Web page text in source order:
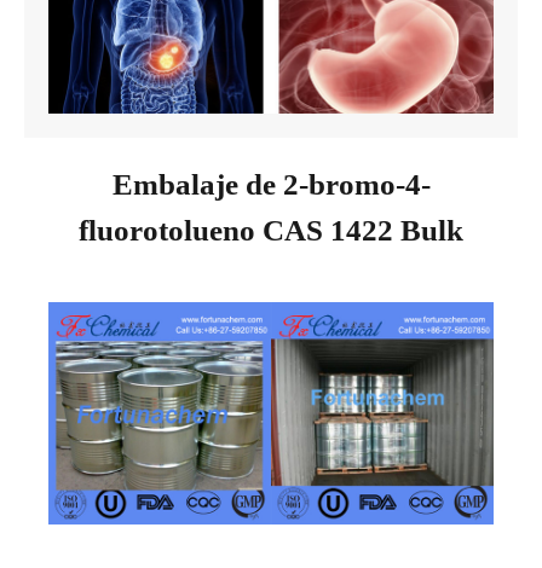
Embalaje de 2-bromo-4-
fluorotolueno CAS 1422 Bulk